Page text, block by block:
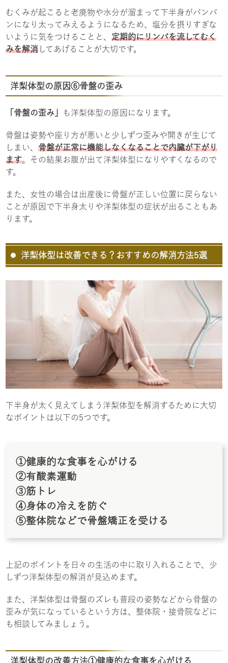
むくみが起こると老廃物や水分が溜まって下半身がパンパ
ンになり太ってみえるようになるため、塩分を摂りすぎな
いように気をつけることと、定期的にリンパを流してむく
みを解消 してあげることが大切です。
洋梨体型の原因⑥骨盤の歪み
「骨盤の歪み」 も洋梨体型の原因になります。
骨盤は姿勢や座り方が悪いと少しずつ歪みや開きが生じて
しまい、骨盤が正常に機能しなくなることで内臓が下がり
ます。その結果お腹が出て洋梨体型になりやすくなるので
す。
また、女性の場合は出産後に骨盤が正しい位置に戻らない
ことが原因で下半身太りや洋梨体型の症状が出ることもあ
ります。
洋梨体型は改善できる？おすすめの解消方法5選
下半身が太く見えてしまう洋梨体型を解消するために大切
なポイントは以下の5つです。
①健康的な食事を心がける
②有酸素運動
③筋トレ
④身体の冷えを防ぐ
⑤整体院などで骨盤矯正を受ける
上記のポイントを日々の生活の中に取り入れることで、少
しずつ洋梨体型の解消が見込めます。
また、洋梨体型は骨盤のズレも普段の姿勢などから骨盤の
歪みが気になっているという方は、整体院・接骨院などに
も相談してみましょう。
洋梨体型の改善方法①健康的な食事を心がける